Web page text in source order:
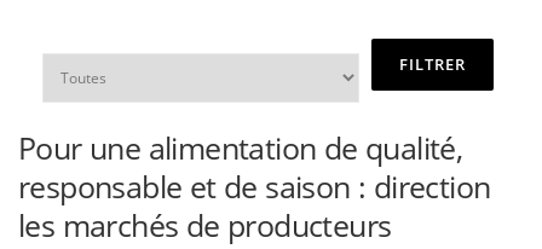
AGENCE DE PUBLICITÉ
Pour une alimentation de qualité,
responsable et de saison : direction
les marchés de producteurs